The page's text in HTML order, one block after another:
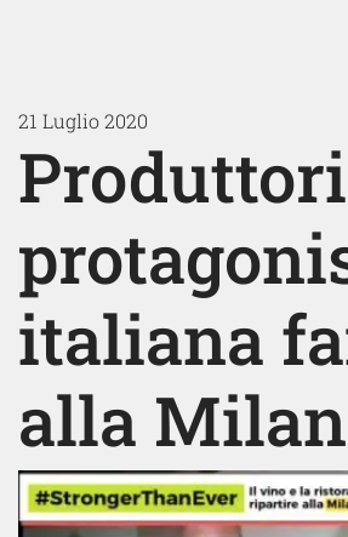
21 Luglio 2020
italiana
alla